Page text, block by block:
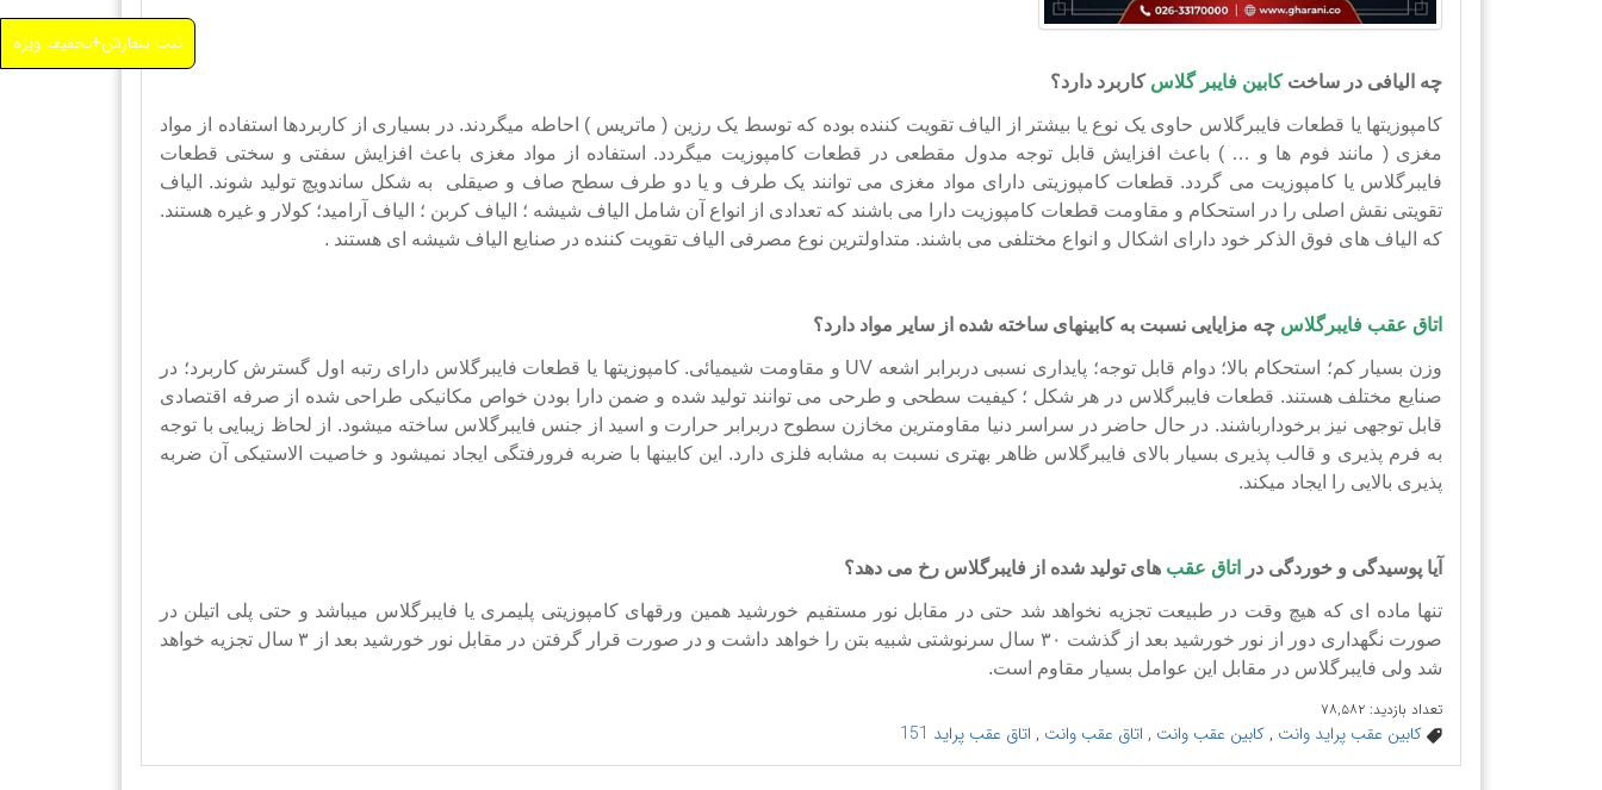
چه الیافی در ساختکابین فایبر گلاس کاربرد دارد؟
کامپوزیتها یا قطعات فایبرگلاس حاوی یک نوع یا بیشتر از الیاف تقویت کننده بوده که توسط یک رزین ( ماتریس ) احاطه میگردند. در بسیاری از کاربردها استفاده از مواد
مغزی ( مانند فوم ها و … ) باعث افزایش قابل توجه مدول مقطعی در قطعات کامپوزیت میگردد. استفاده از مواد مغزی باعث افزایش سفتی و سختی قطعات
فایبرگلاس یا کامپوزیت می گردد. قطعات کامپوزیتی دارای مواد مغزی می توانند یک طرف و یا دو طرف سطح صاف و صیقلی به شکل ساندویچ تولید شوند. الیاف
تقویتی نقش اصلی را در استحکام و مقاومت قطعات کامپوزیت دارا می باشند که تعدادی از انواع آن شامل الیاف شیشه ؛ الیاف کربن ؛ الیاف آرامید؛ کولار و غیره هستند.
که الیاف های فوق الذکر خود دارای اشکال و انواع مختلفی می باشند. متداولترین نوع مصرفی الیاف تقویت کننده در صنایع الیاف شیشه ای هستند .
اتاق عقب فایبرگلاس چه مزایایی نسبت به کابینهای ساخته شده از سایر مواد دارد؟
وزن بسیار کم؛ استحکام بالا؛ دوام قابل توجه؛ پایداری نسبی دربرابر اشعه UV و مقاومت شیمیائی. کامپوزیتها یا قطعات فایبرگلاس دارای رتبه اول گسترش کاربرد؛ در
صنایع مختلف هستند. قطعات فایبرگلاس در هر شکل ؛ کیفیت سطحی و طرحی می توانند تولید شده و ضمن دارا بودن خواص مکانیکی طراحی شده از صرفه اقتصادی
قابل توجهی نیز برخودارباشند. در حال حاضر در سراسر دنیا مقاومترین مخازن سطوح دربرابر حرارت و اسید از جنس فایبرگلاس ساخته میشود. از لحاظ زیبایی با توجه
به فرم پذیری و قالب پذیری بسیار بالای فایبرگلاس ظاهر بهتری نسبت به مشابه فلزی دارد. این کابینها با ضربه فرورفتگی ایجاد نمیشود و خاصیت الاستیکی آن ضربه
پذیری بالایی را ایجاد میکند.
آیا پوسیدگی و خوردگی در اتاق عقب های تولید شده از فایبرگلاس رخ می دهد؟
تنها ماده ای که هیچ وقت در طبیعت تجزیه نخواهد شد حتی در مقابل نور مستفیم خورشید همین ورقهای کامپوزیتی پلیمری یا فایبرگلاس میباشد و حتی پلی اتیلن در
صورت نگهداری دور از نور خورشید بعد از گذشت ۳۰ سال سرنوشتی شبیه بتن را خواهد داشت و در صورت قرار گرفتن در مقابل نور خورشید بعد از ۳ سال تجزیه خواهد
شد ولی فایبرگلاس در مقابل این عوامل بسیار مقاوم است.
تعداد بازدید: ۷۸,۵۸۲
کابین عقب پراید وانت ,کابین عقب وانت , اتاق عقب وانت , اتاق عقب پراید 151
ثبت سفارش+تخفیف ویژه